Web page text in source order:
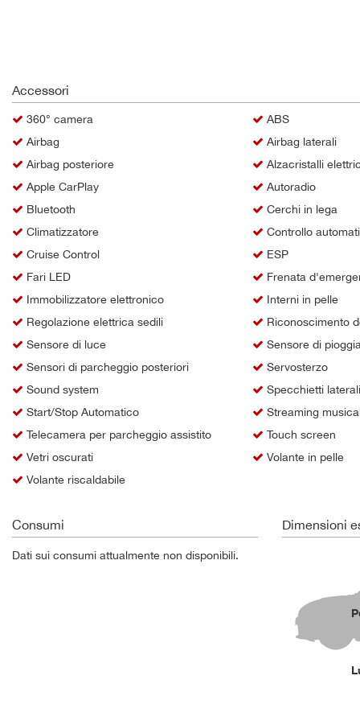
Accessori
360° camera
Airbag
Airbag posteriore
Apple CarPlay
Bluetooth
Climatizzatore
Cruise Control
Fari LED
Immobilizzatore elettronico
Regolazione elettrica sedili
Sensore di luce
Sensori di parcheggio posteriori
Sound system
Start/Stop Automatico
Telecamera per parcheggio assistito
Vetri oscurati
Volante riscaldabile
ABS
Airbag laterali
Alzacristalli
Autoradio
Cerchi in lega
Controllo
ESP
Frenata
Interni in pelle
Riconoscimento
Sensore di pioggia
Servosterzo
Specchietti
Streaming
Touch screen
Volante in pelle
Consumi
Dati sui consumi attualmente non disponibili.
Dimensioni
rimanda
policy.
Puoi
modificare
scelte
in
momento.
Cookie necessari
Cookie per il miglioramento dell'esperienza utente